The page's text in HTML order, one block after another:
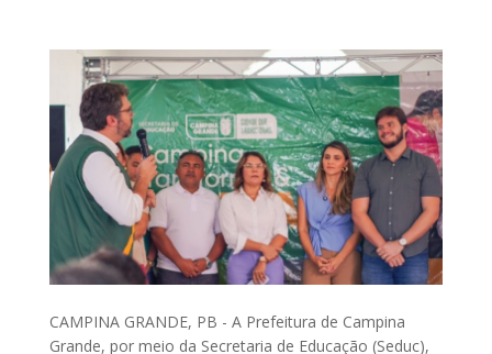
CAMPINA GRANDE, PB - A Prefeitura de Campina
Grande, por meio da Secretaria de Educação (Seduc),